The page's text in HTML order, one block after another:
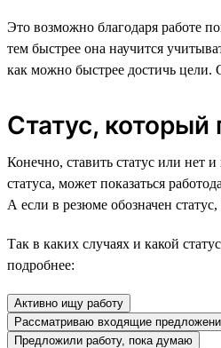
Это возможно благодаря работе
тем быстрее она научится
как можно быстрее достичь цели.
Статус,
Конечно, ставить статус или нет
статуса, может показаться
А если в резюме обозначен
Так в каких случаях и какой
подробнее:
Активно ищу работу
Рассматриваю входящие
Предложили работу, пока думаю